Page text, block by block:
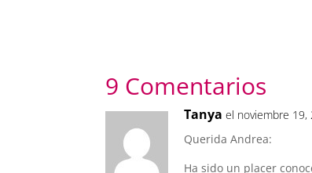
9 Comentarios
Tanya el noviembre 19,
Querida Andrea:
Ha sido un placer